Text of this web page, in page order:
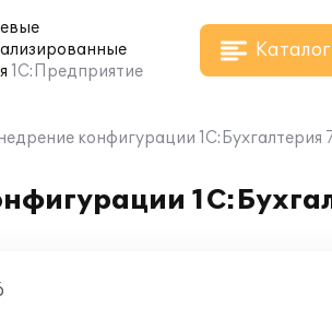
1С:Предприятие
Каталог
конфигурации 1C:Бухгалтерия